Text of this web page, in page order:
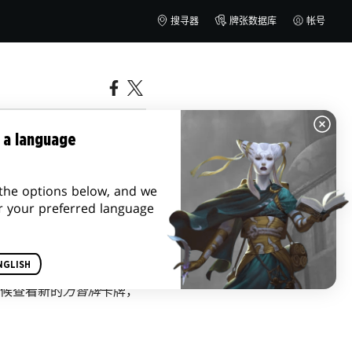
搜寻器 牌张数据库 帐号
查看新的万智牌卡牌，
a language
options below, and we
your preferred language